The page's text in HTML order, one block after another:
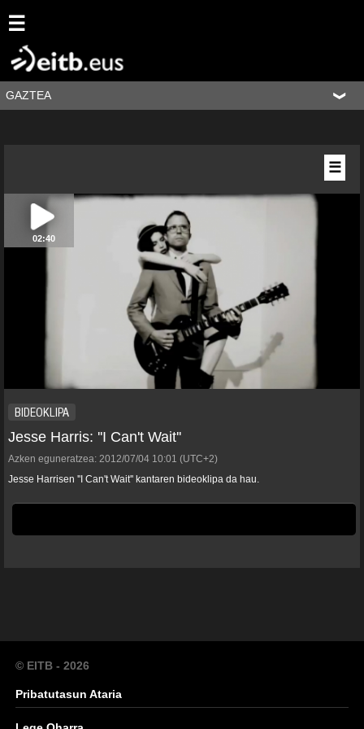
☰
GAZTEA
02:40
BIDEOKLIPA
Jesse Harris: ''I Can't Wait''
Azken eguneratzea: 2012/07/04 10:01 (UTC+2)
Jesse Harrisen ''I Can't Wait'' kantaren bideoklipa da hau.
☰
© EITB - 2026
Pribatutasun Ataria